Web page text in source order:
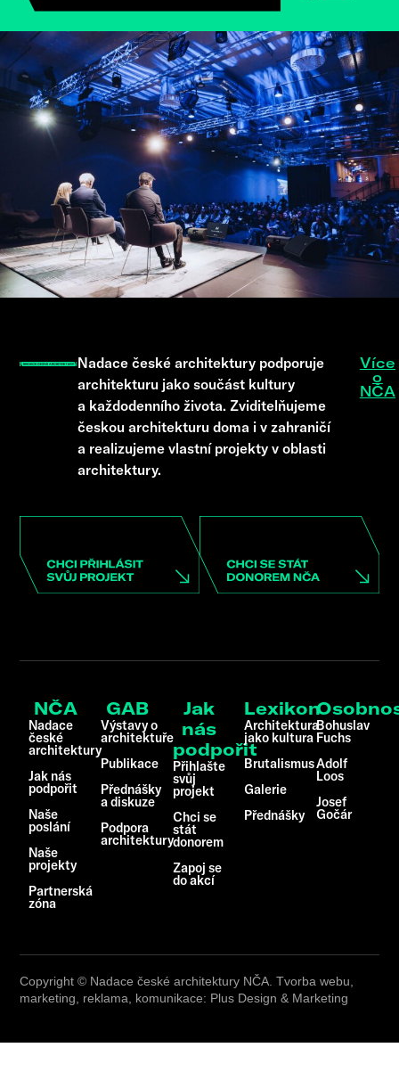
Nadace české architektury podporuje
architekturu jako součást kultury
a každodenního života. Zviditelňujeme
českou architekturu doma i v zahraničí
a realizujeme vlastní projekty v oblasti
architektury.
Více
o
NČA
NČA
Nadace
české
architektury
Jak nás
podpořit
Naše
poslání
Naše
projekty
Partnerská
zóna
GAB
Výstavy o
architektuře
Publikace
Přednášky
a diskuze
Podpora
architektury
Jak
nás
podpořit
Přihlašte
svůj
projekt
Chci se
stát
donorem
Zapoj se
do akcí
Lexikon
Architektura
jako kultura
Brutalismus
Galerie
Přednášky
Bohuslav
Fuchs
Adolf
Loos
Josef
Gočár
Copyright © Nadace české architektury NČA. Tvorba webu,
marketing, reklama, komunikace: Plus Design & Marketing